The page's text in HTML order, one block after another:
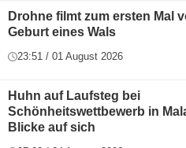
Drohne filmt zum ersten Mal
Geburt eines Wals
23:51 / 01 August 2026
Huhn auf Laufsteg bei
Schönheitswettbewerb in
Blicke auf sich